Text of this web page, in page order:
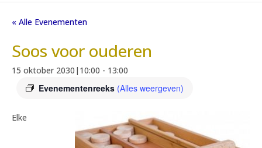
« Alle Evenementen
Soos voor ouderen
15 oktober 2030|10:00 - 13:00
Evenementenreeks (Alles weergeven)
Elke